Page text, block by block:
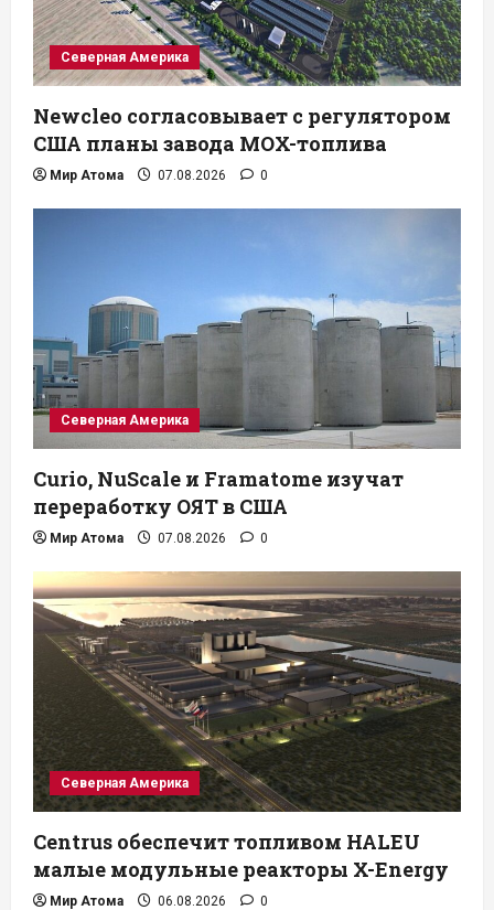
Северная Америка
Newcleo согласовывает с регулятором
США планы завода MOX-топлива
Мир Атома 07.08.2026 0
Северная Америка
Curio, NuScale и Framatome изучат
переработку ОЯТ в США
Мир Атома 07.08.2026 0
Северная Америка
Centrus обеспечит топливом HALEU
малые модульные реакторы X-Energy
Мир Атома 06.08.2026 0